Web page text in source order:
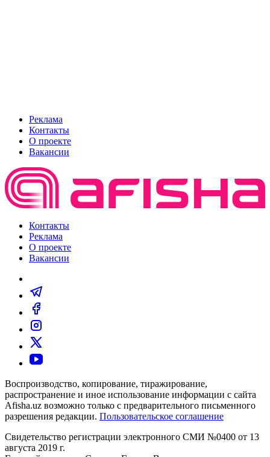
Реклама
Контакты
О проекте
Вакансии
Контакты
Реклама
О проекте
Вакансии
Воспроизводство, копирование, тиражирование,
распространение и иное использование информации с сайта
Afisha.uz возможно только с предварительного письменного
разрешения редакции. Пользовательское соглашение
Свидетельство регистрации электронного СМИ №0400 от 13
августа 2019 г.